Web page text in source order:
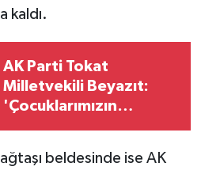
kaldı.
AK Parti Tokat
Milletvekili Beyazıt:
'Çocuklarımızın
çözümler üretiyoruz'
beldesinde ise AK